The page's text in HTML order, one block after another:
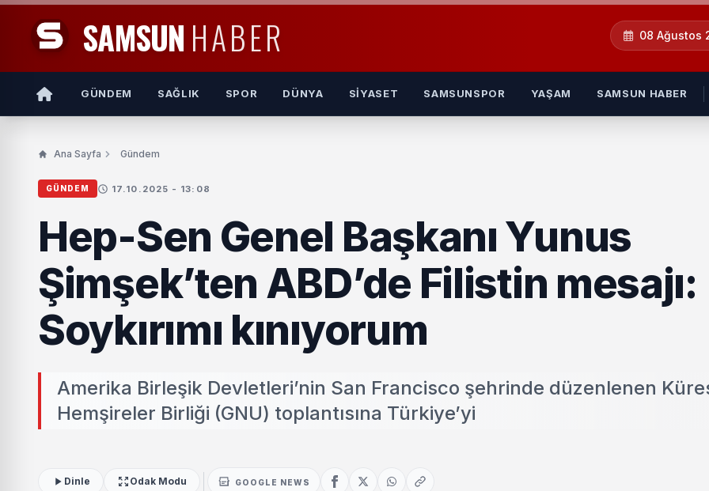
SAMSUN HABER 08 Ağustos
GÜNDEM SAĞLIK SPOR DÜNYA SIYASET SAMSUNSPOR YAŞAM SAMSUN HABER
Ana Sayfa Gündem
GÜNDEM 17.10.2025 - 13:08
Hep-Sen Genel Başkanı Yunus
Şimşek’ten ABD’de Filistin mesajı:
Soykırımı kınıyorum
Amerika Birleşik Devletleri’nin San Francisco şehrinde düzenlenen
Hemşireler Birliği (GNU) toplantısına Türkiye’yi
Dinle Odak Modu GOOGLE NEWS